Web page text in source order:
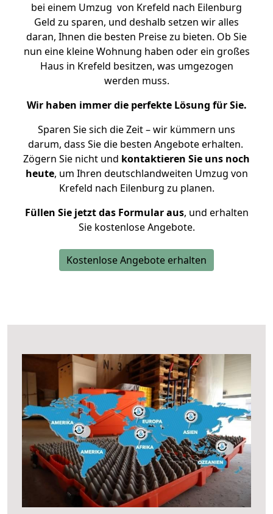
bei einem Umzug von Krefeld nach Eilenburg
Geld zu sparen, und deshalb setzen wir alles
daran, Ihnen die besten Preise zu bieten. Ob Sie
nun eine kleine Wohnung haben oder ein großes
Haus in Krefeld besitzen, was umgezogen
werden muss.
Wir haben immer die perfekte Lösung für Sie.
Sparen Sie sich die Zeit – wir kümmern uns
darum, dass Sie die besten Angebote erhalten.
Zögern Sie nicht und kontaktieren Sie uns noch
heute, um Ihren deutschlandweiten Umzug von
Krefeld nach Eilenburg zu planen.
Füllen Sie jetzt das Formular aus, und erhalten
Sie kostenlose Angebote.
Kostenlose Angebote erhalten